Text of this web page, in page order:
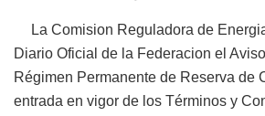
La Comision Reguladora de
Diario Oficial de la Federacion el
Régimen Permanente de Reserva de
entrada en vigor de los Términos y